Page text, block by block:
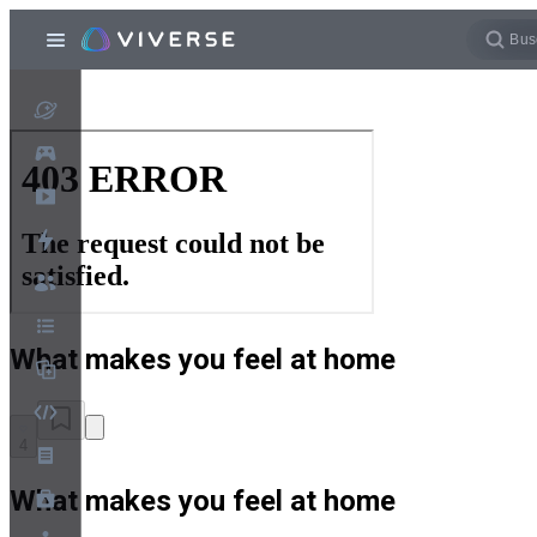
What makes you feel at home
What makes you feel at home